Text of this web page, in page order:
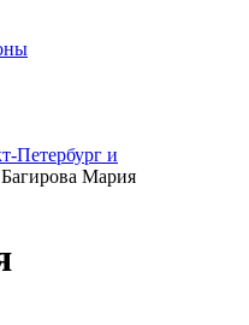
Петербург и
Мария